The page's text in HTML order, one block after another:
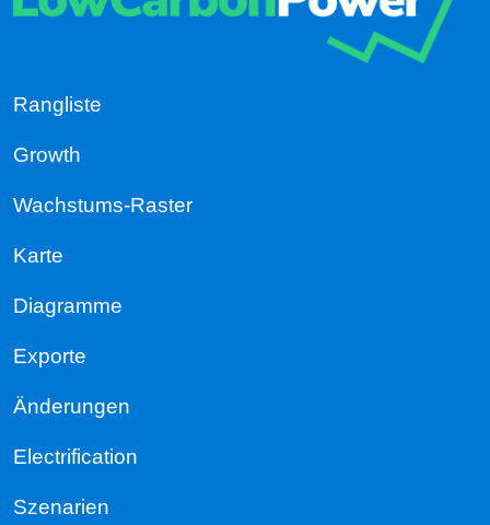
Rangliste
Growth
Wachstums-Raster
Karte
Diagramme
Exporte
Änderungen
Electrification
Szenarien